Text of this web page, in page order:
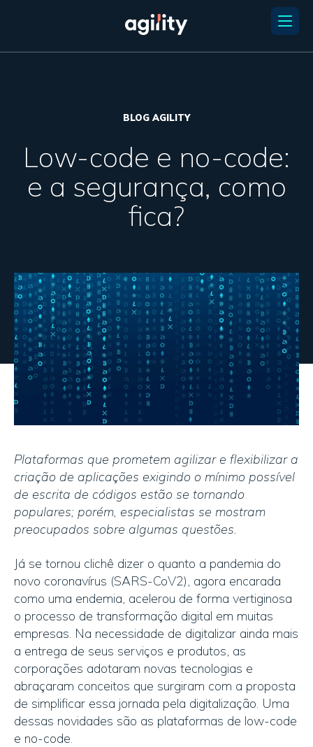
BLOG AGILITY
Low-code e no-code:
e a segurança, como
fica?
Plataformas que prometem agilizar e flexibilizar a
criação de aplicações exigindo o mínimo possível
de escrita de códigos estão se tornando
populares; porém, especialistas se mostram
preocupados sobre algumas questões.
Já se tornou clichê dizer o quanto a pandemia do
novo coronavírus (SARS-CoV2), agora encarada
como uma endemia, acelerou de forma vertiginosa
o processo de transformação digital em muitas
empresas. Na necessidade de digitalizar ainda mais
a entrega de seus serviços e produtos, as
corporações adotaram novas tecnologias e
abraçaram conceitos que surgiram com a proposta
de simplificar essa jornada pela digitalização. Uma
dessas novidades são as plataformas de low-code
e no-code.